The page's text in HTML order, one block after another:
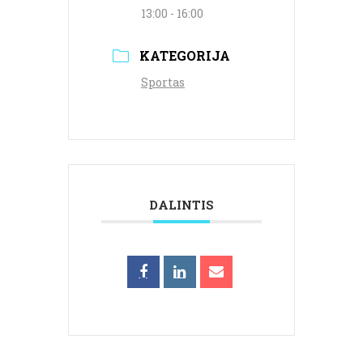
13:00 - 16:00
KATEGORIJA
Sportas
DALINTIS